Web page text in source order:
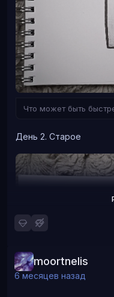
Что может быть
День 2. Старое
moortnelis
6 месяцев назад